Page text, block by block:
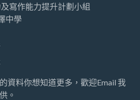
寫作能力提升計劃小組
中學
資料你想知道更多，歡迎Email 我
。